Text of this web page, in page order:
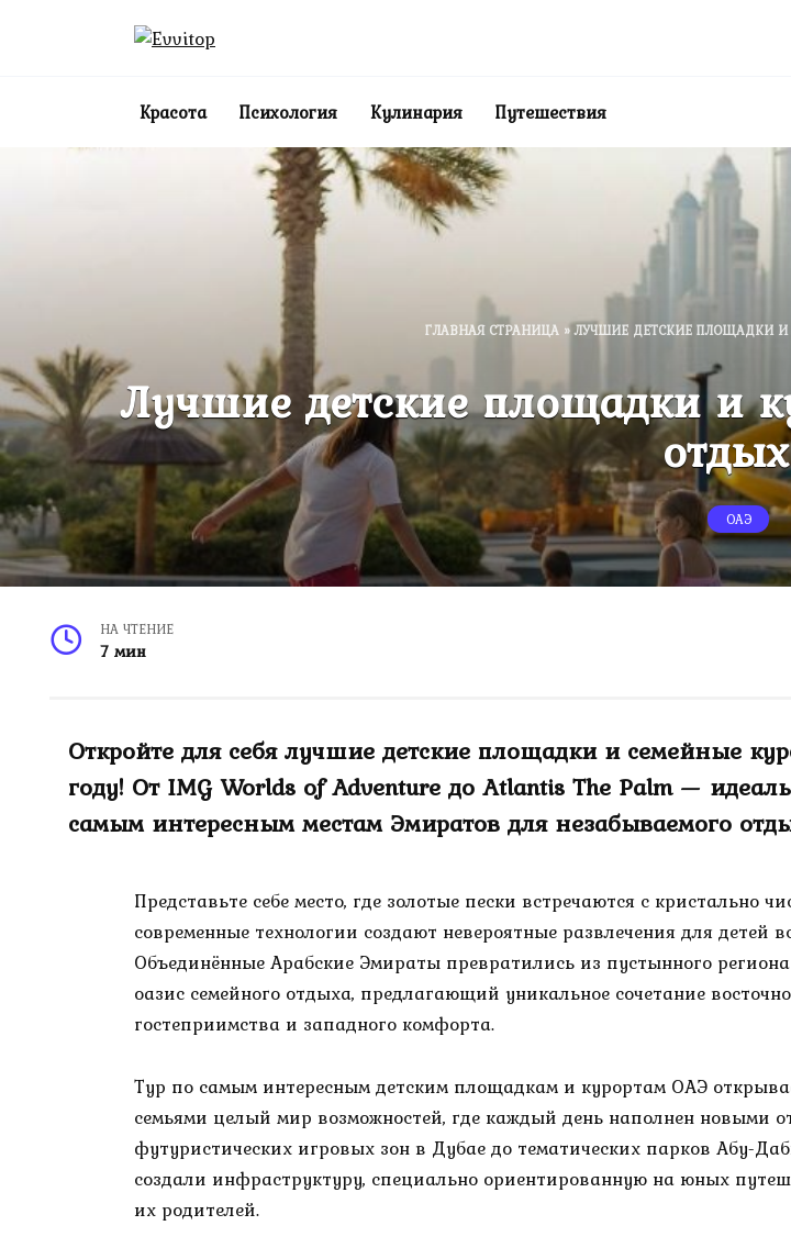
Красота Психология Кулинария Путешествия
ГЛАВНАЯ СТРАНИЦА »ЛУЧШИЕ ДЕТСКИЕ ПЛОЩАДКИ И
Лучшие детские площадки и
ОАЭ
НА ЧТЕНИЕ
7 мин
Откройте для себя лучшие детские площадки и семейные
году! От IMG Worlds of Adventure до Atlantis The Palm —
самым интересным местам Эмиратов для незабываемого
Представьте себе место, где золотые пески встречаются с кристально
современные технологии создают невероятные развлечения для детей
Объединённые Арабские Эмираты превратились из пустынного
оазис семейного отдыха, предлагающий уникальное сочетание
гостеприимства и западного комфорта.
Тур по самым интересным детским площадкам и курортам ОАЭ
семьями целый мир возможностей, где каждый день наполнен новыми
футуристических игровых зон в Дубае до тематических парков Абу-
создали инфраструктуру, специально ориентированную на юных
их родителей.